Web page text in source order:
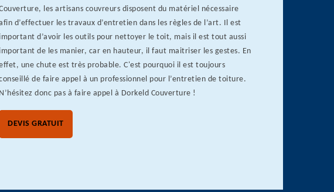
les artisans couvreurs disposent du matériel nécessaire
d’effectuer les travaux d’entretien dans les règles de l’art. Il est
important d’avoir les outils pour nettoyer le toit, mais il est tout aussi
important de les manier, car en hauteur, il faut maitriser les gestes. En
une chute est très probable. C'est pourquoi il est toujours
de faire appel à un professionnel pour l’entretien de toiture.
N’hésitez donc pas à faire appel à Dorkeld Couverture !
DEVIS GRATUIT